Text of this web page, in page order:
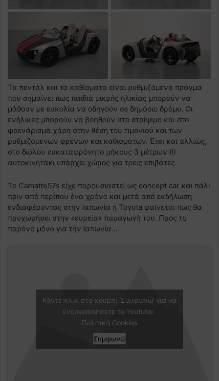
Τα πεντάλ και τα καθίσματα είναι ρυθμιζόμενα πράγμα
που σημαίνει πως παιδιά μικρής ηλικίας μπορούν να
μάθουν με ευκολία να οδηγούν σε δημόσιο δρόμο. Οι
ενήλικες μπορούν να βοηθούν στο στρίψιμο και στο
φρενάρισμα χάρη στην θέση του τιμονιού και των
ρυθμιζόμενων φρένων και καθισμάτων. Έτσι και αλλιώς,
στο διόλου ευκαταφρόνητο μήκους 3 μέτρων (!)
αυτοκινητάκι υπάρχει χώρος για τρεις επιβάτες.
Το Camatte57s είχε παρουσιαστεί ως concept car και πάλι
πριν από περίπου ένα χρόνο και μετά από εκδήλωση
ενδιαφέροντας στην Ιαπωνία η Toyota φαίνεται πως θα
προχωρήσει στην «ευρεία» παραγωγή του. Προς το
παρόνο μόνο για την Ιαπωνία…
Κάντε κλικ στο κουμπί 'Συμφωνώ' για να
ενεργοποιήσετε το Youtube.
Πολιτική Cookies
Συμφωνώ